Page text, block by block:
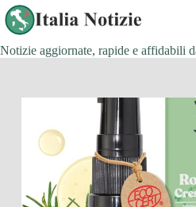
Salta
al
contenuto
Notizie aggiornate, rapide e affidabili